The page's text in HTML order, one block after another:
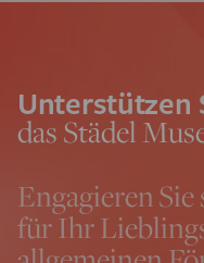
Unterstützen
das Städel
Engagieren
für Ihr